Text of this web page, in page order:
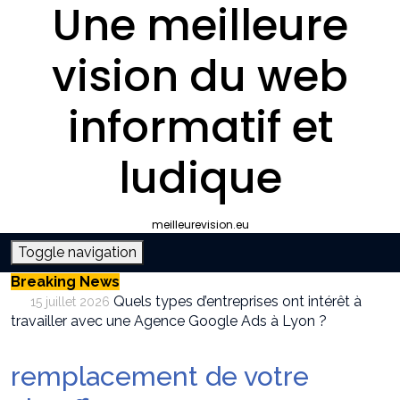
Une meilleure
vision du web
informatif et
ludique
meilleurevision.eu
Toggle navigation
Breaking News
15 juillet 2026 Quels types d’entreprises ont intérêt à
travailler avec une Agence Google Ads à Lyon ?
12 juin 2026 Survivalisme boutique : où acheter son
remplacement de votre